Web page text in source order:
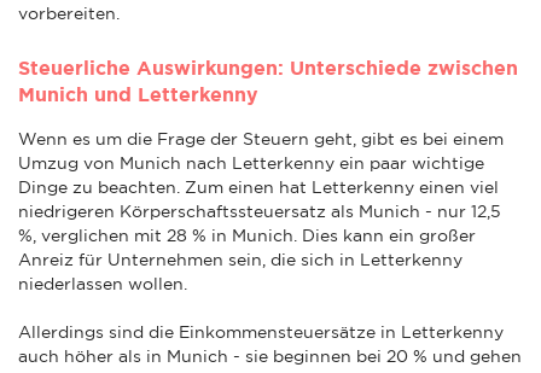
vorbereiten.
Steuerliche Auswirkungen: Unterschiede zwischen
Munich und Letterkenny
Wenn es um die Frage der Steuern geht, gibt es bei einem
Umzug von Munich nach Letterkenny ein paar wichtige
Dinge zu beachten. Zum einen hat Letterkenny einen viel
niedrigeren Körperschaftssteuersatz als Munich - nur 12,5
%, verglichen mit 28 % in Munich. Dies kann ein großer
Anreiz für Unternehmen sein, die sich in Letterkenny
niederlassen wollen.
Allerdings sind die Einkommensteuersätze in Letterkenny
auch höher als in Munich - sie beginnen bei 20 % und gehen